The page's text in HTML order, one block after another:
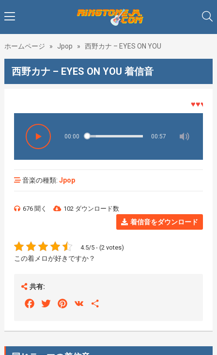
ホームページ » Jpop » 西野カナ – EYES ON YOU
西野カナ – EYES ON YOU 着信音
♥♥♥着メ
00:00 00:57
音楽の種類: Jpop
676 聞く 102 ダウンロード数
着信音をダウンロード
4.5/5 - (2 votes)
この着メロが好きですか？
共有:
FacebookTwitterPinterest
VK